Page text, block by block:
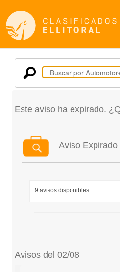
Este aviso ha expirado.
Aviso Expirado |
9 avisos disponibles
Avisos del 02/08